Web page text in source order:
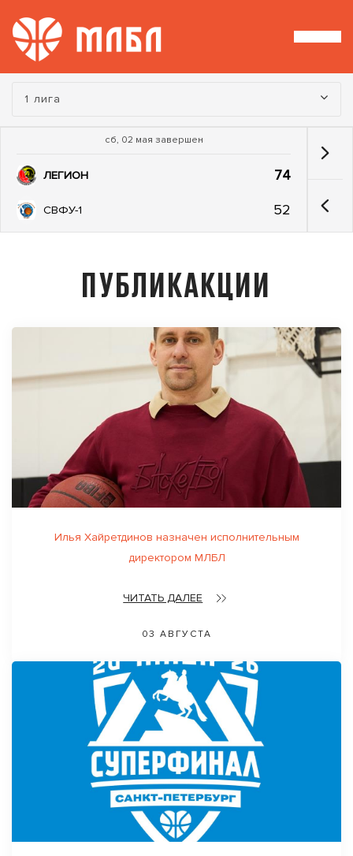
Турнир:
1 лига
сб, 02 мая завершен
ЛЕГИОН 74
СВФУ-1 52
ПУБЛИКАКЦИИ
Илья Хайретдинов назначен исполнительным
директором МЛБЛ
ЧИТАТЬ ДАЛЕЕ
03 АВГУСТА